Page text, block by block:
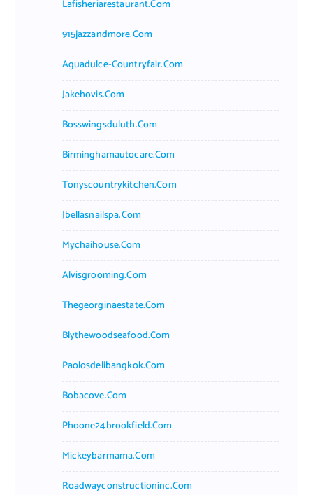
Lafisheriarestaurant.com
915jazzandmore.com
Aguadulce-Countryfair.com
Jakehovis.com
Bosswingsduluth.com
Birminghamautocare.com
Tonyscountrykitchen.com
Jbellasnailspa.com
Mychaihouse.com
Alvisgrooming.com
Thegeorginaestate.com
Blythewoodseafood.com
Paolosdelibangkok.com
Bobacove.com
Phoone24brookfield.com
Mickeybarmama.com
Roadwayconstructioninc.com